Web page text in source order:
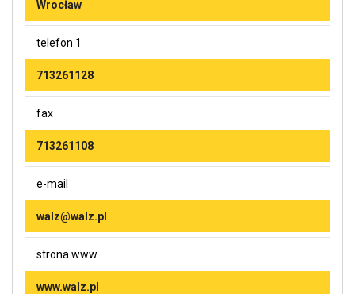
Wrocław
telefon 1
713261128
fax
713261108
e-mail
walz@walz.pl
strona www
www.walz.pl